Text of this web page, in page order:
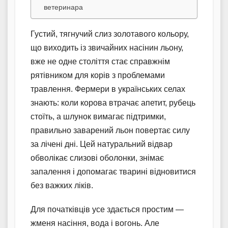
ветеринара
Густий, тягнучий слиз золотавого кольору,
що виходить із звичайних насінин льону,
вже не одне століття стає справжнім
рятівником для корів з проблемами
травлення. Фермери в українських селах
знають: коли корова втрачає апетит, рубець
стоїть, а шлунок вимагає підтримки,
правильно заварений льон повертає силу
за лічені дні. Цей натуральний відвар
обволікає слизові оболонки, знімає
запалення і допомагає тварині відновитися
без важких ліків.
Для початківців усе здається простим —
жменя насіння, вода і вогонь. Але